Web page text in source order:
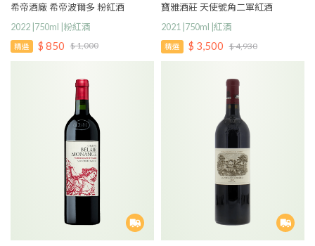
希帝酒廠 希帝波爾多 粉紅酒
2022 |750ml |粉紅酒
精選 $ 850 $ 1,000
2021
寶雅酒莊 天使號角二軍紅酒
2021 |750ml |紅酒
精選 $ 3,500 $ 4,930